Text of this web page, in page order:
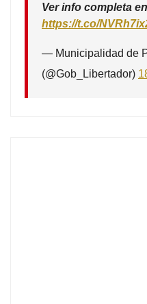
Ver info completa
https://t.co/
— Municipalidad de
(@Gob_Libertador)